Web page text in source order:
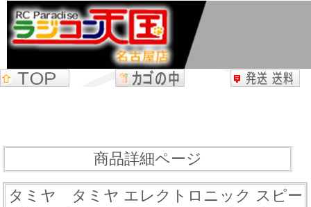
商品詳細ページ
タミヤ タミヤ エレクトロニック スピー